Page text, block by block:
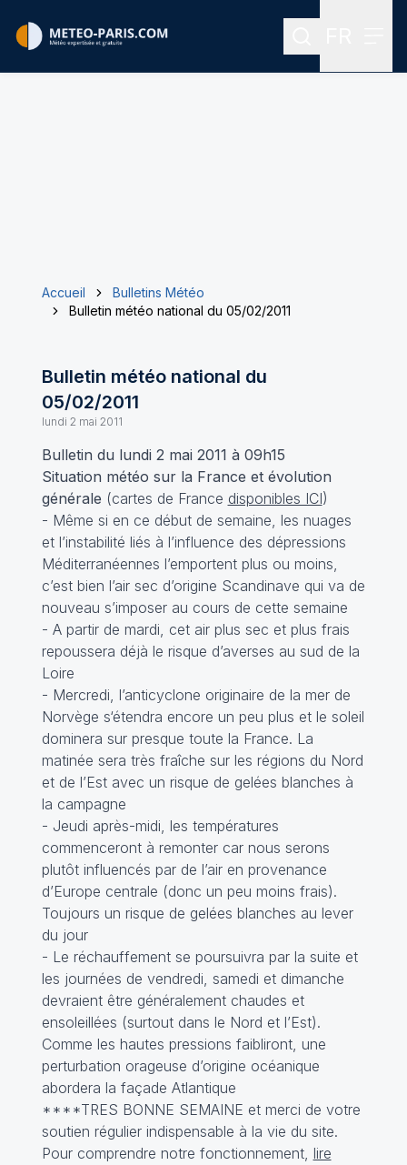
Rechercher
Accueil
Bulletins Météo
Bulletin météo national du 05/02/2011
Bulletin météo national du
05/02/2011
lundi 2 mai 2011
Bulletin du lundi 2 mai 2011 à 09h15
Situation météo sur la France et évolution
générale (cartes de France disponibles ICI)
- Même si en ce début de semaine, les nuages
et l’instabilité liés à l’influence des dépressions
Méditerranéennes l’emportent plus ou moins,
c’est bien l’air sec d’origine Scandinave qui va de
nouveau s’imposer au cours de cette semaine
- A partir de mardi, cet air plus sec et plus frais
repoussera déjà le risque d’averses au sud de la
Loire
- Mercredi, l’anticyclone originaire de la mer de
Norvège s‘étendra encore un peu plus et le soleil
dominera sur presque toute la France. La
matinée sera très fraîche sur les régions du Nord
et de l’Est avec un risque de gelées blanches à
la campagne
- Jeudi après-midi, les températures
commenceront à remonter car nous serons
plutôt influencés par de l’air en provenance
d’Europe centrale (donc un peu moins frais).
Toujours un risque de gelées blanches au lever
du jour
- Le réchauffement se poursuivra par la suite et
les journées de vendredi, samedi et dimanche
devraient être généralement chaudes et
ensoleillées (surtout dans le Nord et l’Est).
Comme les hautes pressions faibliront, une
perturbation orageuse d’origine océanique
abordera la façade Atlantique
****TRES BONNE SEMAINE et merci de votre
soutien régulier indispensable à la vie du site.
Pour comprendre notre fonctionnement, lire